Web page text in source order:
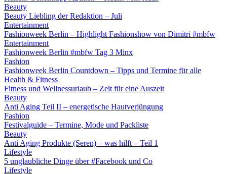
Beauty
Beauty Liebling der Redaktion – Juli
Entertainment
Fashionweek Berlin – Highlight Fashionshow von Dimitri #mbfw
Entertainment
Fashionweek Berlin #mbfw Tag 3 Minx
Fashion
Fashionweek Berlin Countdown – Tipps und Termine für alle
Health & Fitness
Fitness und Wellnessurlaub – Zeit für eine Auszeit
Beauty
Anti Aging Teil II – energetische Hautverjüngung
Fashion
Festivalguide – Termine, Mode und Packliste
Beauty
Anti Aging Produkte (Seren) – was hilft – Teil 1
Lifestyle
5 unglaubliche Dinge über #Facebook und Co
Lifestyle